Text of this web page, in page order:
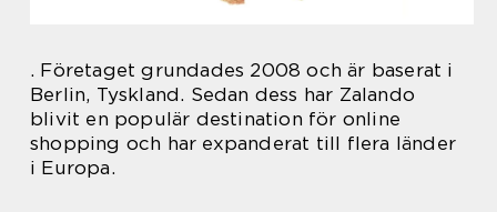
. Företaget grundades 2008 och är baserat i
Berlin, Tyskland. Sedan dess har Zalando
blivit en populär destination för online
shopping och har expanderat till flera länder
i Europa.